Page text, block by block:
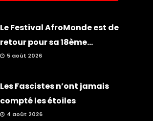
Le Festival AfroMonde est de
retour pour sa 18ème...
5 août 2026
Les Fascistes n’ont jamais
compté les étoiles
4 août 2026